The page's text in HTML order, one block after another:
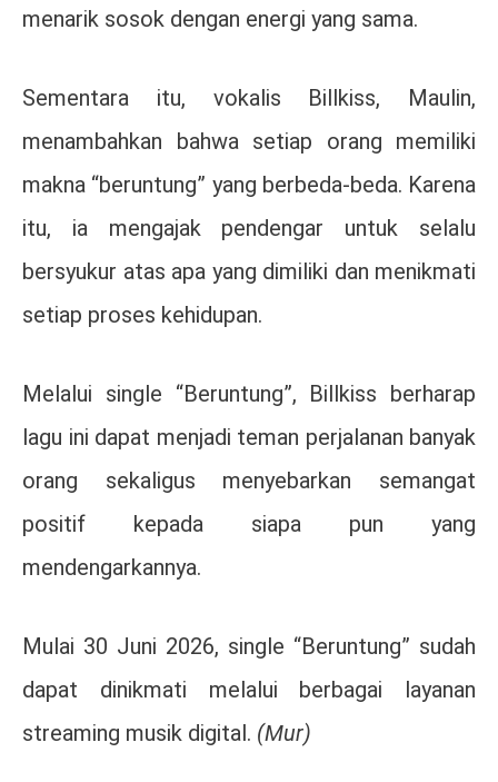
menarik sosok dengan energi yang sama.
Sementara itu, vokalis Billkiss, Maulin,
menambahkan bahwa setiap orang memiliki
makna “beruntung” yang berbeda-beda. Karena
itu, ia mengajak pendengar untuk selalu
bersyukur atas apa yang dimiliki dan menikmati
setiap proses kehidupan.
Melalui single “Beruntung”, Billkiss berharap
lagu ini dapat menjadi teman perjalanan banyak
orang sekaligus menyebarkan semangat
positif kepada siapa pun yang
mendengarkannya.
Mulai 30 Juni 2026, single “Beruntung” sudah
dapat dinikmati melalui berbagai layanan
streaming musik digital. (Mur)